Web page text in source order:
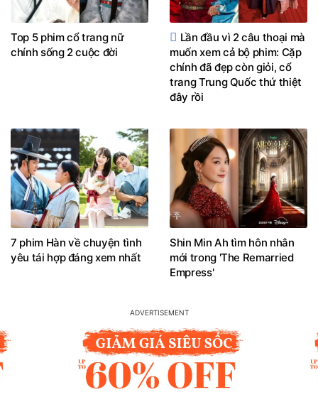
Top 5 phim cổ trang nữ
chính sống 2 cuộc đời
Lần đầu vì 2 câu thoại mà
muốn xem cả bộ phim: Cặp
chính đã đẹp còn giỏi, cổ
trang Trung Quốc thứ thiệt
đây rồi
7 phim Hàn về chuyện tình
yêu tái hợp đáng xem nhất
Shin Min Ah tìm hôn nhân
mới trong 'The Remarried
Empress'